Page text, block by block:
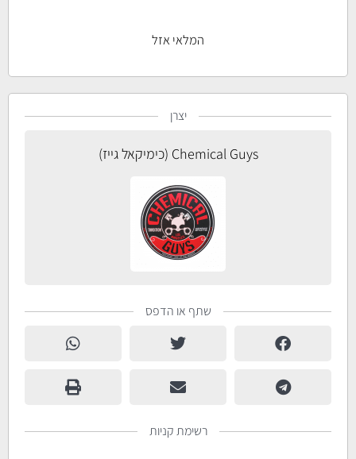
המלאי אזל
יצרן
Chemical Guys (כימיקאל גייז)
שתף או הדפס
רשימת קניות